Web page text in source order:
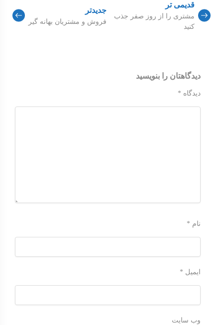
قدیمی تر
مشتری را از روز صفر جذب
کنید
جدیدتر
فروش و مشتریان بهانه گیر
دیدگاهتان را بنویسید
دیدگاه *
نام *
ایمیل *
وب‌ سایت